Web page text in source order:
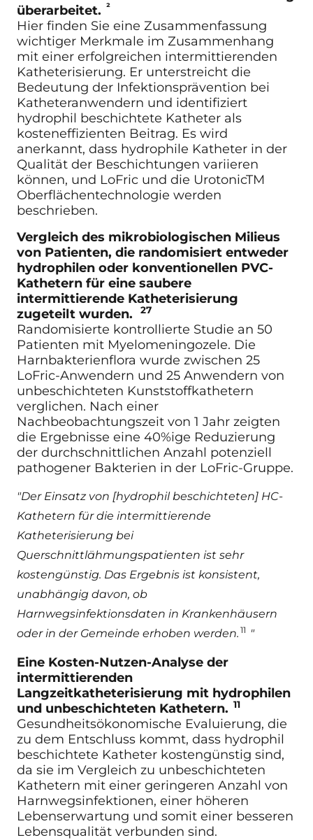
überarbeitet. ²
Hier finden Sie eine Zusammenfassung
wichtiger Merkmale im Zusammenhang
mit einer erfolgreichen intermittierenden
Katheterisierung. Er unterstreicht die
Bedeutung der Infektionsprävention bei
Katheteranwendern und identifiziert
hydrophil beschichtete Katheter als
kosteneffizienten Beitrag. Es wird
anerkannt, dass hydrophile Katheter in der
Qualität der Beschichtungen variieren
können, und LoFric und die UrotonicTM
Oberflächentechnologie werden
beschrieben.
Vergleich des mikrobiologischen Milieus
von Patienten, die randomisiert entweder
hydrophilen oder konventionellen PVC-
Kathetern für eine saubere
intermittierende Katheterisierung
zugeteilt wurden.
27
Randomisierte kontrollierte Studie an 50
Patienten mit Myelomeningozele. Die
Harnbakterienflora wurde zwischen 25
LoFric-Anwendern und 25 Anwendern von
unbeschichteten Kunststoffkathetern
verglichen. Nach einer
Nachbeobachtungszeit von 1 Jahr zeigten
die Ergebnisse eine 40%ige Reduzierung
der durchschnittlichen Anzahl potenziell
pathogener Bakterien in der LoFric-Gruppe.
"Der Einsatz von [hydrophil beschichteten] HC-
Kathetern für die intermittierende
Katheterisierung bei
Querschnittlähmungspatienten ist sehr
kostengünstig. Das Ergebnis ist konsistent,
unabhängig davon, ob
Harnwegsinfektionsdaten in Krankenhäusern
oder in der Gemeinde erhoben werden. 11 "
Eine Kosten-Nutzen-Analyse der
intermittierenden
Langzeitkatheterisierung mit hydrophilen
und unbeschichteten Kathetern. 11
Gesundheitsökonomische Evaluierung, die
zu dem Entschluss kommt, dass hydrophil
beschichtete Katheter kostengünstig sind,
da sie im Vergleich zu unbeschichteten
Kathetern mit einer geringeren Anzahl von
Harnwegsinfektionen, einer höheren
Lebenserwartung und somit einer besseren
Lebensqualität verbunden sind.